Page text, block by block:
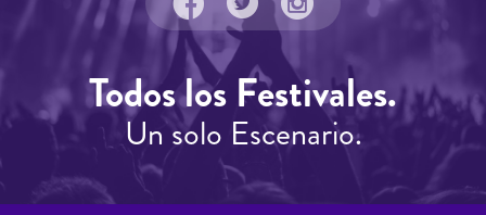
Todos los Festivales.
Un solo Escenario.